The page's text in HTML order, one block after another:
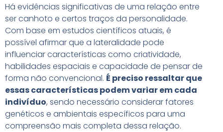
Há evidências significativas de uma relação entre
ser canhoto e certos traços da personalidade.
Com base em estudos científicos atuais, é
possível afirmar que a lateralidade pode
influenciar características como criatividade,
habilidades espaciais e capacidade de pensar de
forma não convencional. É preciso ressaltar que
essas características podem variar em cada
indivíduo, sendo necessário considerar fatores
genéticos e ambientais específicos para uma
compreensão mais completa dessa relação.